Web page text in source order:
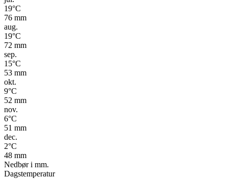
19°C
76 mm
aug.
19°C
72 mm
sep.
15°C
53 mm
okt.
9°C
52 mm
nov.
6°C
51 mm
dec.
2°C
48 mm
Nedbør i mm.
Dagstemperatur